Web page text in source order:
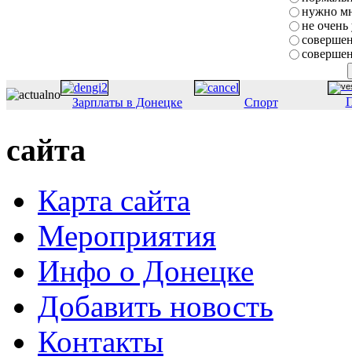
нужно
не очень
Зарплаты в Донецке Спорт
сайта
Карта сайта
Мероприятия
Инфо о Донецке
Добавить новость
Контакты